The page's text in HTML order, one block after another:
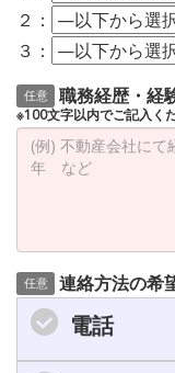
２：
３：
任意 職務経歴・経
※100文字以内でご記入く
任意 連絡方法の希
電話